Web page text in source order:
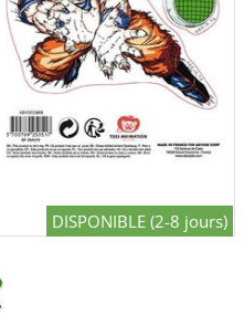
DISPONIBLE (2-8 jours)